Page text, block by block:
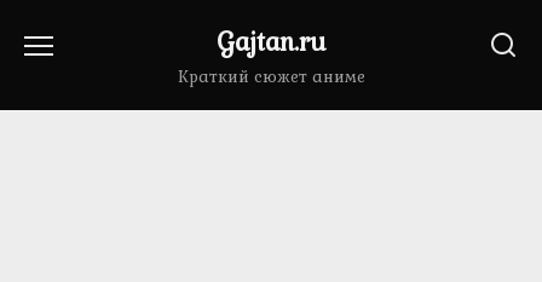
Gajtan.ru
Краткий сюжет аниме